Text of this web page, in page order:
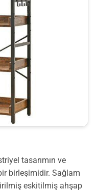
tasarımın ve
birleşimidir. Sağlam
eskitilmiş ahşap